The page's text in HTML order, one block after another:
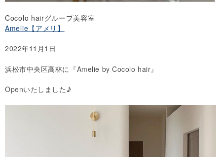
Cocolo hairグループ美容室
Amelie【アメリ】
2022年11月1日
浜松市中央区高林に『Amelie by Cocolo hair』
Openいたしました♪